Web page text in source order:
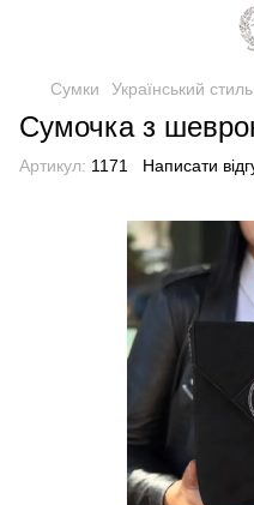
Сумки Український стиль
Сумочка з
Артикул: 1171 Написати